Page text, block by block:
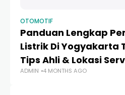
OTOMOTIF
Panduan Lengkap
Listrik Di Yogyakarta
Tips Ahli & Lokasi
ADMIN 4 MONTHS AGO